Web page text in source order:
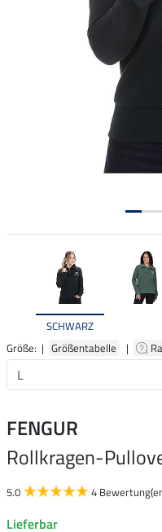
SCHWARZ
Größe: | Größentabelle |
FENGUR
Rollkragen-
5.0 4
Lieferbar